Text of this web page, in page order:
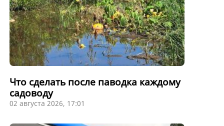
Что сделать после паводка каждому
садоводу
02 августа 2026, 17:01